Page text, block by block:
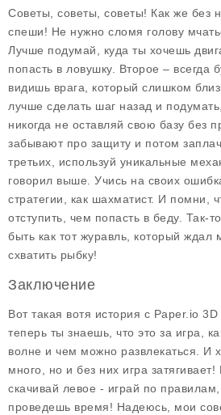
Советы, советы, советы! Как же без
спеши! Не нужно сломя голову
Лучше подумай, куда ты хочешь
попасть в ловушку. Второе – всегда
видишь врага, который слишком
лучше сделать шаг назад и
никогда не оставляй свою базу без
забывают про защиту и потом
третьих, используй уникальные
говорил выше. Учись на своих
стратегии, как шахматист. И помни,
отступить, чем попасть в беду. Так-
быть как тот журавль, который ждал
схватить рыбку!
Заключение
Вот такая вотя история с Paper.io 3D
теперь ты знаешь, что это за игра,
волне и чем можно развлекаться. И
много, но и без них игра
скачивай левое - играй по
проведешь время! Надеюсь, мои